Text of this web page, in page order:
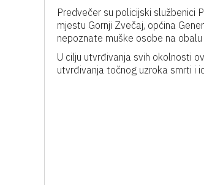
Predvečer su policijski službenici
mjestu Gornji Zvečaj, općina
nepoznate muške osobe na
U cilju utvrđivanja svih okolnosti
utvrđivanja točnog uzroka smrti i